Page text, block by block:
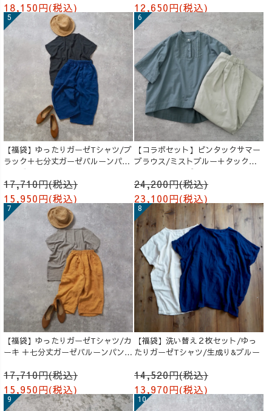
18,150円(税込)
12,650円(税込)
【福袋】ゆったりガーゼTシャツ/ブ
ラック＋七分丈ガーゼバルーンパン
ツ /ブルー
17,710円(税込)
15,950円(税込)
【コラボセット】ピンタックサマー
ブラウス/ミストブルー＋タックバ
ルーンパンツ/グレージュ
24,200円(税込)
23,100円(税込)
【福袋】ゆったりガーゼTシャツ/カ
ーキ ＋七分丈ガーゼバルーンパンツ
17,710円(税込)
15,950円(税込)
【福袋】洗い替え２枚セット/ゆっ
たりガーゼTシャツ/生成り&ブルー
14,520円(税込)
13,970円(税込)